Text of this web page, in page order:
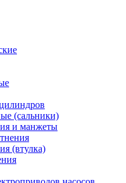
(сальники)
и манжеты
(втулка)